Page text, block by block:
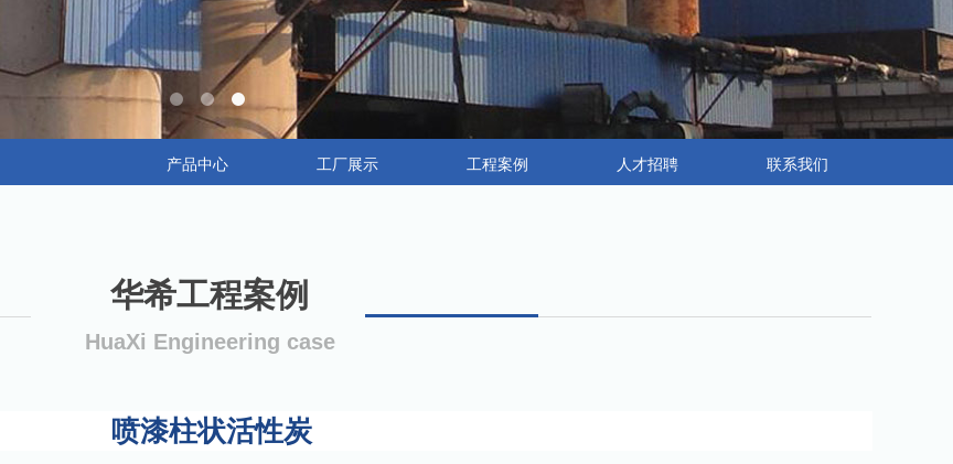
产品中心 工厂展示 工程案例 人才招聘 联系我们
华希工程案例
HuaXi Engineering case
喷漆柱状活性炭